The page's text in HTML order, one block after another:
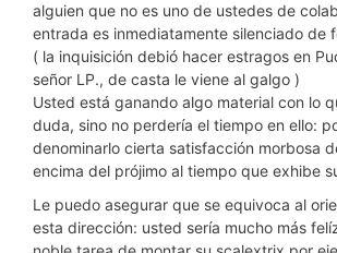
alguien que no es uno de ustedes de
entrada es inmediatamente silenciado de
( la inquisición debió hacer estragos en
señor LP., de casta le viene al galgo )
Usted está ganando algo material con lo
duda, sino no perdería el tiempo en ello:
denominarlo cierta satisfacción morbosa
encima del prójimo al tiempo que exhibe
Le puedo asegurar que se equivoca al
esta dirección: usted sería mucho más